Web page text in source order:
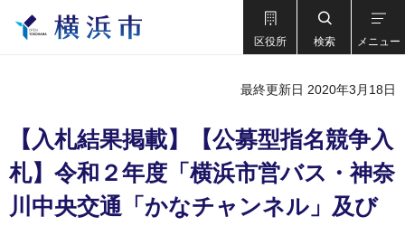
区役所 検索 メニュー
最終更新日 2020年3月18日
【入札結果掲載】【公募型指名競争入
札】令和２年度「横浜市営バス・神奈
川中央交通「かなチャンネル」及び